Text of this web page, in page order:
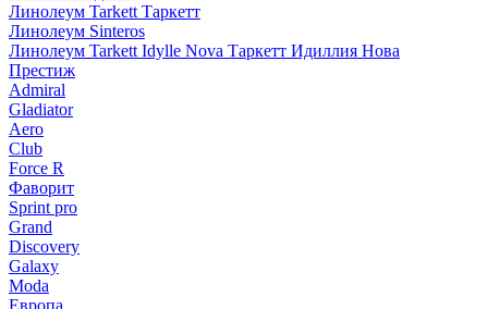
Линолеум Tarkett Таркетт
Линолеум Sinteros
Линолеум Tarkett Idylle Nova Таркетт Идиллия Нова
Престиж
Admiral
Gladiator
Aero
Club
Force R
Фаворит
Sprint pro
Grand
Discovery
Galaxy
Moda
Европа